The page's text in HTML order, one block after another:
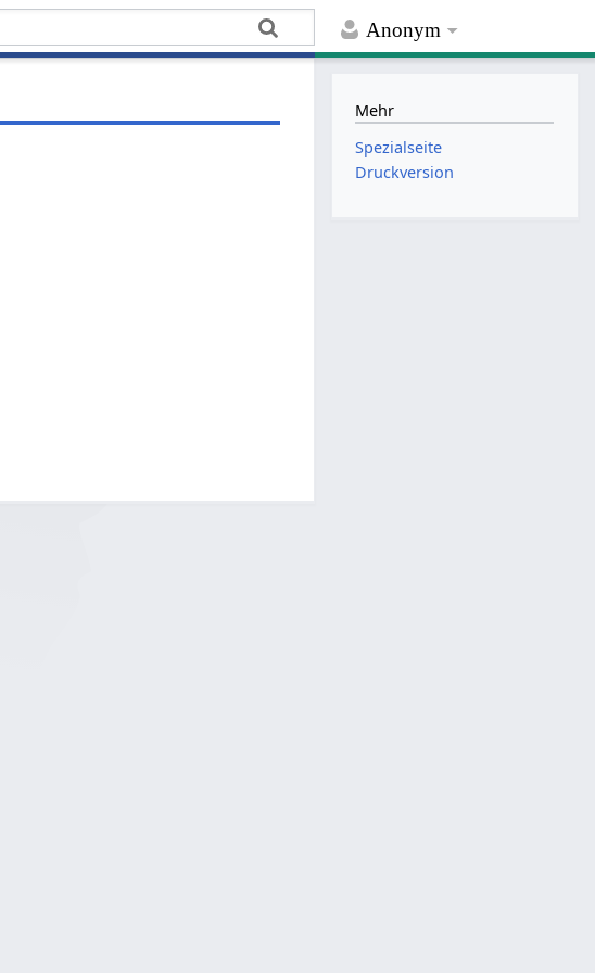
Anonym
Mehr
Spezialseite
Druckversion